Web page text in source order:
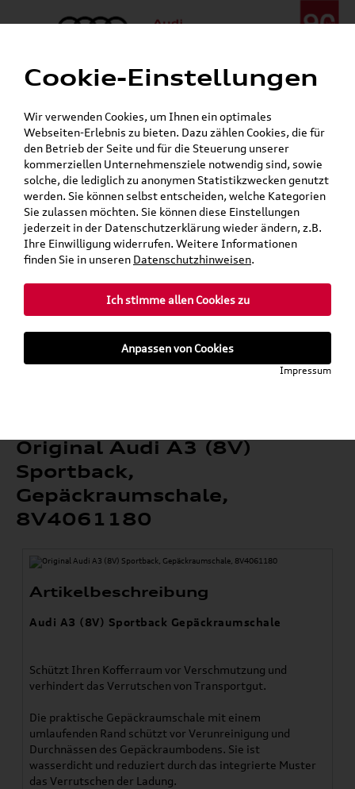
Menü
24h-Pannenhilfe:+49 (0)171 / 870 72 87
Öffnet in 6 Stunden, 3 Minuten
Verkauf:
Mo. - Fr. 08:00 - 19:00 Uhr Sa. 09:00 - 13:00 Uhr
Service:Mo. - Fr. 06:00 - 20:00 Uhr Sa. 08:00 - 13:00 Uhr
teilen Twitter Instagram WhatsApp E-Mail
» »
Komfort & Schutz »
Original Audi A3 (8V)
Sportback,
Gepäckraumschale,
8V4061180
Artikelbeschreibung
Audi A3 (8V) Sportback Gepäckraumschale
Schützt Ihren Kofferraum vor Verschmutzung und
verhindert das Verrutschen von Transportgut.
Die praktische Gepäckraumschale mit einem
umlaufenden Rand schützt vor Verunreinigung und
Durchnässen des Gepäckraumbodens. Sie ist
wasserdicht und reduziert durch das integrierte Muster
das Verrutschen der Ladung.
Cookie-Einstellungen
Wir verwenden Cookies, um Ihnen ein optimales
Webseiten-Erlebnis zu bieten. Dazu zählen Cookies, die für
den Betrieb der Seite und für die Steuerung unserer
kommerziellen Unternehmensziele notwendig sind, sowie
solche, die lediglich zu anonymen Statistikzwecken genutzt
werden. Sie können selbst entscheiden, welche Kategorien
Sie zulassen möchten. Sie können diese Einstellungen
jederzeit in der Datenschutzerklärung wieder ändern, z.B.
Ihre Einwilligung widerrufen. Weitere Informationen
finden Sie in unseren Datenschutzhinweisen.
Ich stimme allen Cookies zu
Anpassen von Cookies
Impressum